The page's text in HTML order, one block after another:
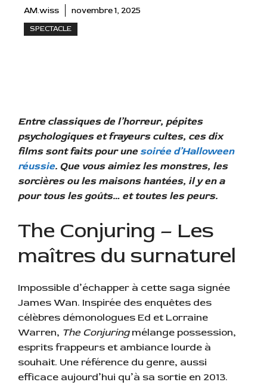
AM.wiss novembre 1, 2025
SPECTACLE
Entre classiques de l’horreur, pépites
psychologiques et frayeurs cultes, ces dix
films sont faits pour unesoirée d’Halloween
réussie. Que vous aimiez les monstres, les
sorcières ou les maisons hantées, il y en a
pour tous les goûts… et toutes les peurs.
The Conjuring – Les
maîtres du surnaturel
Impossible d’échapper à cette saga signée
James Wan. Inspirée des enquêtes des
célèbres démonologues Ed et Lorraine
Warren, The Conjuringmélange possession,
esprits frappeurs et ambiance lourde à
souhait. Une référence du genre, aussi
efficace aujourd’hui qu’à sa sortie en 2013.